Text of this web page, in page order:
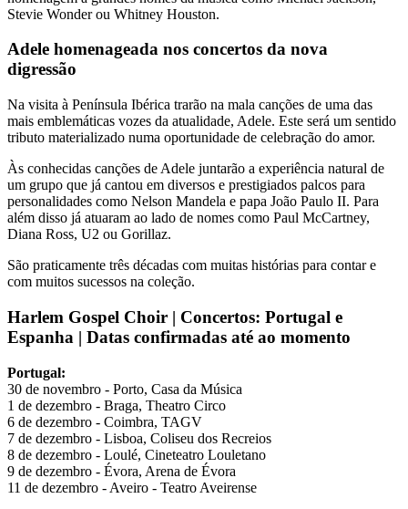
Stevie Wonder ou Whitney Houston.
Adele homenageada nos concertos da nova
digressão
Na visita à Península Ibérica trarão na mala canções de uma das
mais emblemáticas vozes da atualidade, Adele. Este será um sentido
tributo materializado numa oportunidade de celebração do amor.
Às conhecidas canções de Adele juntarão a experiência natural de
um grupo que já cantou em diversos e prestigiados palcos para
personalidades como Nelson Mandela e papa João Paulo II. Para
além disso já atuaram ao lado de nomes como Paul McCartney,
Diana Ross, U2 ou Gorillaz.
São praticamente três décadas com muitas histórias para contar e
com muitos sucessos na coleção.
Harlem Gospel Choir | Concertos: Portugal e
Espanha | Datas confirmadas até ao momento
Portugal:
30 de novembro - Porto, Casa da Música
1 de dezembro - Braga, Theatro Circo
6 de dezembro - Coimbra, TAGV
7 de dezembro - Lisboa, Coliseu dos Recreios
8 de dezembro - Loulé, Cineteatro Louletano
9 de dezembro - Évora, Arena de Évora
11 de dezembro - Aveiro - Teatro Aveirense